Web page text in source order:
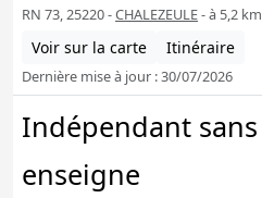
RN 73, 25220 -CHALEZEULE- à 5,2 km
Voir sur la carte Itinéraire
Dernière mise à jour : 30/07/2026
Indépendant sans
enseigne